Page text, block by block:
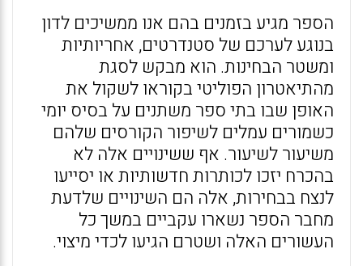
הספר מגיע בזמנים בהם אנו ממשיכים לדון
בנוגע לערכם של סטנדרטים, אחריותיות
ומשטר הבחינות. הוא מבקש לסגת
מהתיאטרון הפוליטי בקוראו לשקול את
האופן שבו בתי ספר משתנים על בסיס יומי
כשמורים עמלים לשיפור הקורסים שלהם
משיעור לשיעור. אף ששינויים אלה לא
בהכרח יזכו לכותרות חדשותיות או יסייעו
לנצח בבחירות, אלה הם השינויים שלדעת
מחבר הספר נשארו עקביים במשך כל
העשורים האלה ושטרם הגיעו לכדי מיצוי.